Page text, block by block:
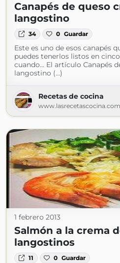
Canapés de queso
langostino
34 0 Guardar
Este es uno de esos canapés
puedes tenerlos listos en
cuando... El artículo Canapés
langostino (...)
Recetas de cocina
www.lasrecetascocina.com
1 febrero 2013
Salmón a la crema
langostinos
11 0 Guardar